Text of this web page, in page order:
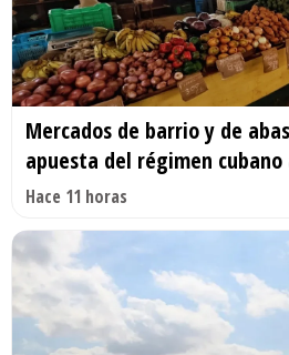
Mercados de barrio y de
apuesta del régimen cubano
Hace 11 horas